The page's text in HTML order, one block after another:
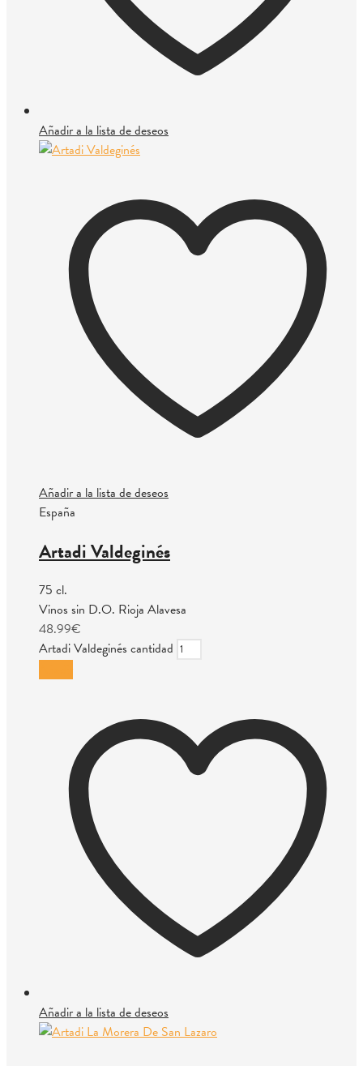
Añadir a la lista de deseos
Añadir a la lista de deseos
España
Artadi Valdeginés
75 cl.
Vinos sin D.O. Rioja Alavesa
48.99€
Artadi Valdeginés cantidad
Añadir a la lista de deseos